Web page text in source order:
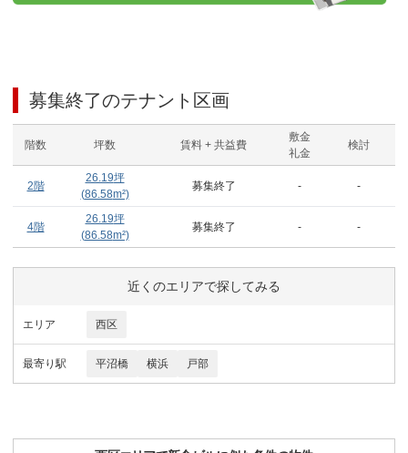
募集終了のテナント区画
階数 坪数 賃料 + 共益費
敷金
礼金
検討
2階
26.19坪
(86.58m²)
募集終了 - -
4階
26.19坪
(86.58m²)
募集終了 - -
近くのエリアで探してみる
エリア 西区
最寄り駅 平沼橋 横浜 戸部